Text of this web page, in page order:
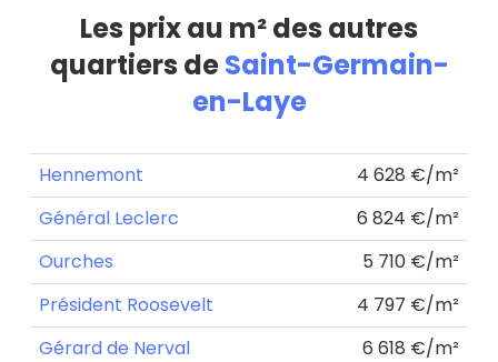
Les prix au m² des autres
quartiers deSaint-Germain-
en-Laye
Hennemont
4 628 €/m²
Général Leclerc
6 824 €/m²
Ourches
5 710 €/m²
Président Roosevelt
4 797 €/m²
Gérard de Nerval
6 618 €/m²